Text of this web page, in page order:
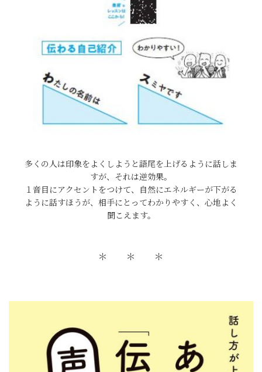
多くの人は印象をよくしようと語尾を上げるように話しま
すが、それは逆効果。
１音目にアクセントをつけて、自然にエネルギーが下がる
ように話すほうが、相手にとってわかりやすく、心地よく
聞こえます。
＊ ＊ ＊